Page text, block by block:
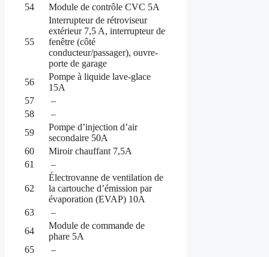
54
Module de contrôle CVC 5A
55
Interrupteur de rétroviseur
extérieur 7,5 A, interrupteur de
fenêtre (côté
conducteur/passager), ouvre-
porte de garage
56
Pompe à liquide lave-glace
15A
57
–
58
–
59
Pompe d’injection d’air
secondaire 50A
60
Miroir chauffant 7,5A
61
–
62
Électrovanne de ventilation de
la cartouche d’émission par
évaporation (EVAP) 10A
63
–
64
Module de commande de
phare 5A
65
–